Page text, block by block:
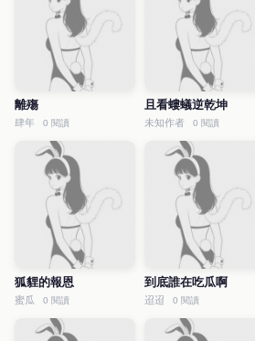
離殤
肆年 0 閱讀
且看螻蟻逆乾坤
未知作者 0 閱讀
狐貍的報恩
蜜瓜 0 閱讀
到底誰在吃瓜啊
迢迢 0 閱讀